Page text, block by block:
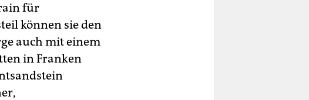
für
können sie den
auch mit einem
in Franken